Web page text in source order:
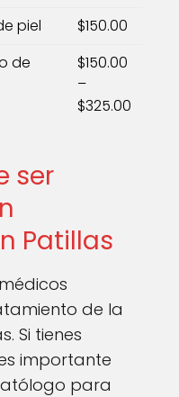
piel
$150.00
de
$150.00
–
$325.00
ser
Patillas
de la
Si tienes
importante
para